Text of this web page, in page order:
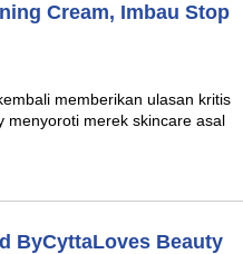
Cream, Imbau Stop
memberikan ulasan kritis
menyoroti merek skincare asal
ByCyttaLoves Beauty